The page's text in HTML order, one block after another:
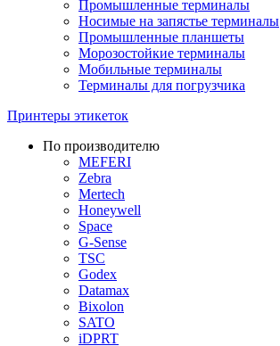
Промышленные терминалы
Носимые на запястье терминалы
Промышленные планшеты
Морозостойкие терминалы
Мобильные терминалы
Терминалы для погрузчика
Принтеры этикеток
По производителю
MEFERI
Zebra
Mertech
Honeywell
Space
G-Sense
TSC
Godex
Datamax
Bixolon
SATO
iDPRT